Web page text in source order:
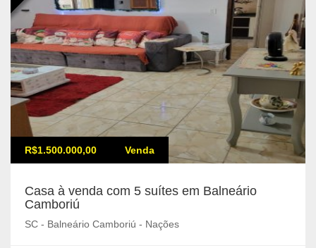
R$1.500.000,00 Venda
Casa à venda com 5 suítes em Balneário
Camboriú
SC - Balneário Camboriú - Nações